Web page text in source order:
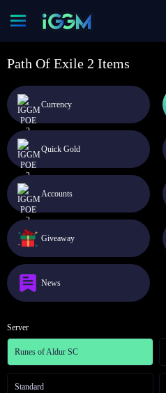
Path Of Exile 2 Items
Currency
Quick Gold
Accounts
Giveaway
News
Server
Runes of Aldur SC
Standard